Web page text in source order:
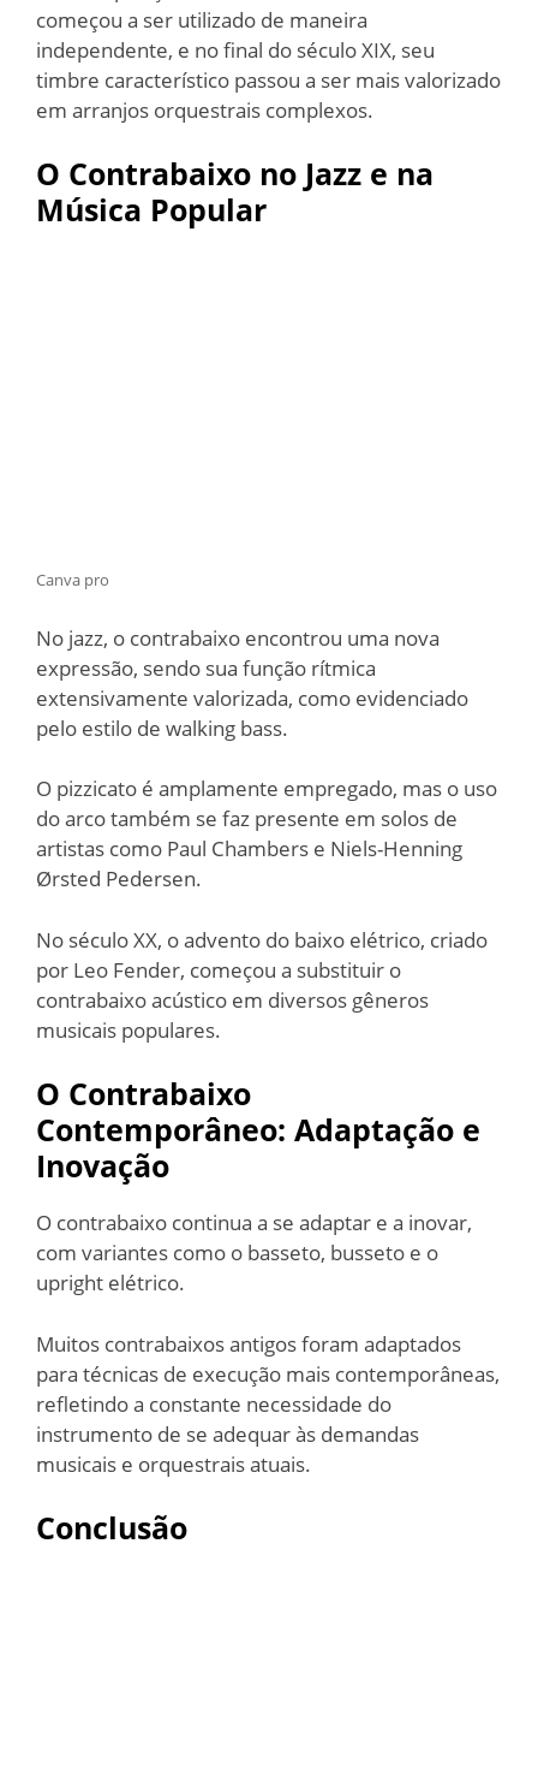
começou a ser utilizado de maneira
independente, e no final do século XIX, seu
timbre característico passou a ser mais valorizado
em arranjos orquestrais complexos.
O Contrabaixo no Jazz e na
Música Popular
Canva pro
No jazz, o contrabaixo encontrou uma nova
expressão, sendo sua função rítmica
extensivamente valorizada, como evidenciado
pelo estilo de walking bass.
O pizzicato é amplamente empregado, mas o uso
do arco também se faz presente em solos de
artistas como Paul Chambers e Niels-Henning
Ørsted Pedersen.
No século XX, o advento do baixo elétrico, criado
por Leo Fender, começou a substituir o
contrabaixo acústico em diversos gêneros
musicais populares.
O Contrabaixo
Contemporâneo: Adaptação e
Inovação
O contrabaixo continua a se adaptar e a inovar,
com variantes como o basseto, busseto e o
upright elétrico.
Muitos contrabaixos antigos foram adaptados
para técnicas de execução mais contemporâneas,
refletindo a constante necessidade do
instrumento de se adequar às demandas
musicais e orquestrais atuais.
Conclusão